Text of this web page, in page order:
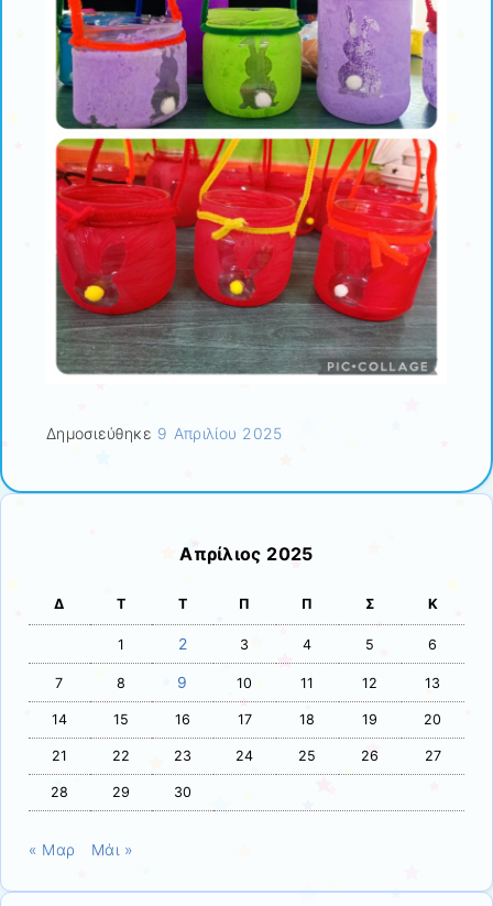
Δημοσιεύθηκε 9 Απριλίου 2025
Απρίλιος 2025
Δ Τ Τ Π Π Σ Κ
1 2 3 4 5 6
7 8 9 10 11 12 13
14 15 16 17 18 19 20
21 22 23 24 25 26 27
28 29 30
« Μαρ Μάι »